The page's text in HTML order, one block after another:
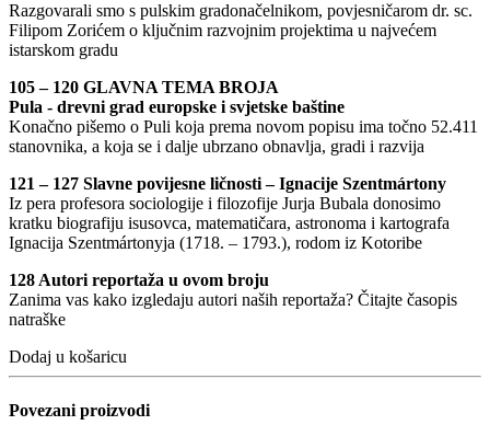
Razgovarali smo s pulskim gradonačelnikom, povjesničarom dr. sc.
Filipom Zorićem o ključnim razvojnim projektima u najvećem
istarskom gradu
105 – 120 GLAVNA TEMA BROJA
Pula - drevni grad europske i svjetske baštine
Konačno pišemo o Puli koja prema novom popisu ima točno 52.411
stanovnika, a koja se i dalje ubrzano obnavlja, gradi i razvija
121 – 127 Slavne povijesne ličnosti – Ignacije Szentmártony
Iz pera profesora sociologije i filozofije Jurja Bubala donosimo
kratku biografiju isusovca, matematičara, astronoma i kartografa
Ignacija Szentmártonyja (1718. – 1793.), rodom iz Kotoribe
128 Autori reportaža u ovom broju
Zanima vas kako izgledaju autori naših reportaža? Čitajte časopis
natraške
Dodaj u košaricu
Povezani proizvodi